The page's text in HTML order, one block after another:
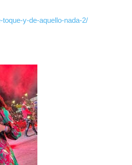
y-de-aquello-nada-2/